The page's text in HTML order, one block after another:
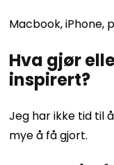
Macbook,
Hva gjør
inspirert?
Jeg har ikke tid til
mye å få gjort.